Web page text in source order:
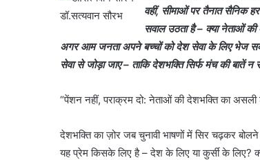
डॉ.सत्यवान सौरभ
वहीं, सीमाओं पर तैनात सैनिक
सवाल उठता है – क्या नेताओं की
अगर आम जनता अपने बच्चों को देश सेवा के लिए भेज
सेवा से जोड़ा जाए – ताकि देशभक्ति सिर्फ मंच की बातें
“पेंशन नहीं, पराक्रम दो: नेताओं की देशभक्ति का असली
देशभक्ति का ज़ोर जब चुनावी भाषणों में सिर चढ़कर
यह प्रेम किसके लिए है – देश के लिए या कुर्सी के लिए?